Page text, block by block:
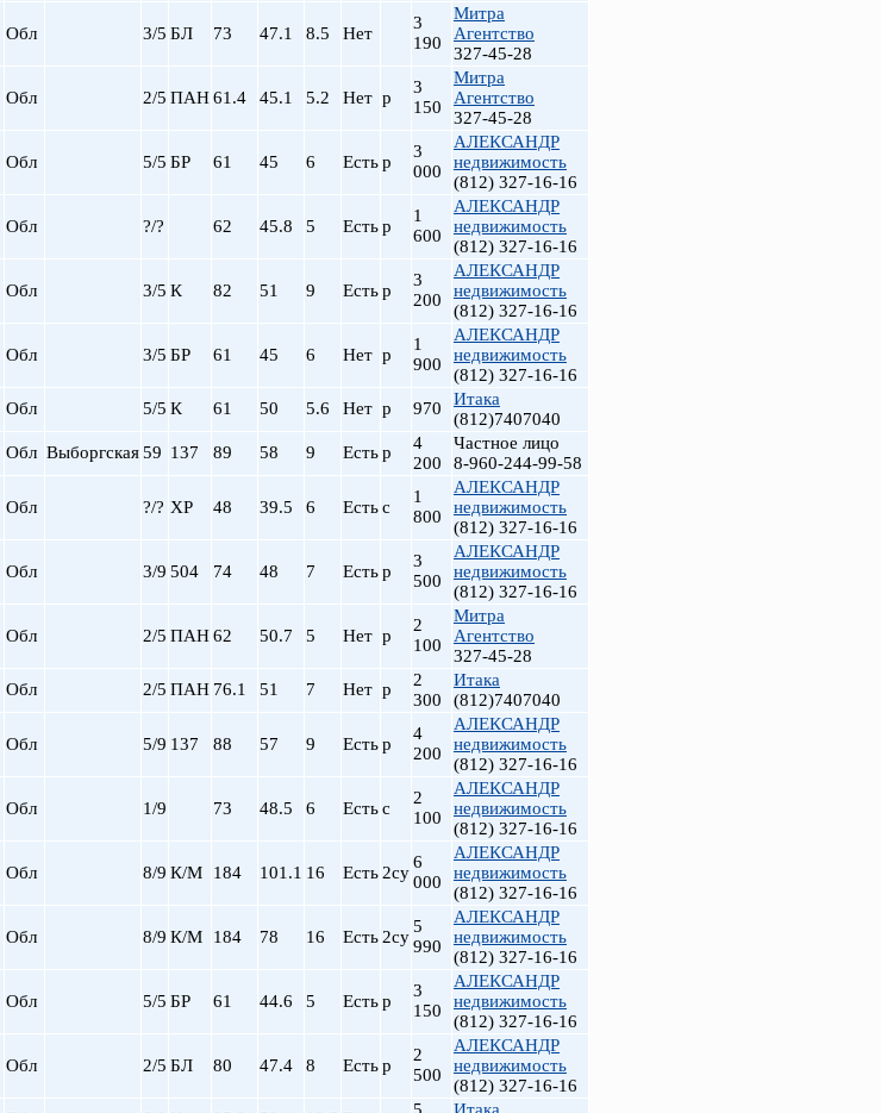
Старый фонд (СФ)
Московская
Обводный Канал
Озерки
пл. Ал. Невского
пл. Ленина
Приморская
Пушкинская
Садовая
Спортивная
Фрунзенская
Чернышевская
Обл 3/5 БЛ 73 47.1 8.5 Нет
3
190
Митра
Агентство
327-45-28
Обл 2/5 ПАН61.4 45.1 5.2 Нет р
3
150
Митра
Агентство
327-45-28
Обл 5/5 БР 61 45 6 Естьр
3
000
АЛЕКСАНДР
недвижимость
(812) 327-16-16
Обл ?/? 62 45.8 5 Естьр
1
600
АЛЕКСАНДР
недвижимость
(812) 327-16-16
Обл 3/5 К 82 51 9 Естьр
3
200
АЛЕКСАНДР
недвижимость
(812) 327-16-16
Обл 3/5 БР 61 45 6 Нет р
1
900
АЛЕКСАНДР
недвижимость
(812) 327-16-16
Обл 5/5 К 61 50 5.6 Нет р 970
Итака
(812)7407040
Обл Выборгская59 137 89 58 9 Естьр
4
200
Частное лицо
8-960-244-99-58
Обл ?/? ХР 48 39.5 6 Естьс
1
800
АЛЕКСАНДР
недвижимость
(812) 327-16-16
Обл 3/9 504 74 48 7 Естьр
3
500
АЛЕКСАНДР
недвижимость
(812) 327-16-16
Обл 2/5 ПАН62 50.7 5 Нет р
2
100
Митра
Агентство
327-45-28
Обл 2/5 ПАН 76.1 51 7 Нет р
2
300
Итака
(812)7407040
Обл 5/9 137 88 57 9 Естьр
4
200
АЛЕКСАНДР
недвижимость
(812) 327-16-16
Обл 1/9 73 48.5 6 Естьс
2
100
АЛЕКСАНДР
недвижимость
(812) 327-16-16
Обл 8/9 К/М 184 101.1 16 Есть 2су
6
000
АЛЕКСАНДР
недвижимость
(812) 327-16-16
Обл 8/9 К/М 184 78 16 Есть 2су
5
990
АЛЕКСАНДР
недвижимость
(812) 327-16-16
Обл 5/5 БР 61 44.6 5 Естьр
3
150
АЛЕКСАНДР
недвижимость
(812) 327-16-16
Обл 2/5 БЛ 80 47.4 8 Естьр
2
500
АЛЕКСАНДР
недвижимость
(812) 327-16-16